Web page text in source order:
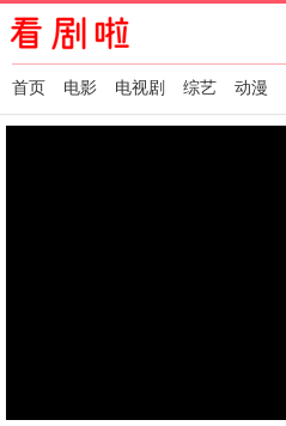
首页 电影 电视剧 综艺 动漫